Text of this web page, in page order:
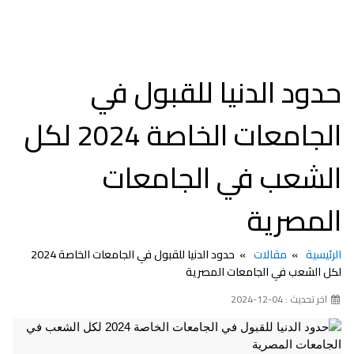
حدود الدنيا للقبول في
الجامعات الخاصة 2024 لكل
الشعب في الجامعات
المصرية
الرئيسية مقالات
حدود الدنيا للقبول في الجامعات الخاصة 2024
لكل الشعب في الجامعات المصرية
اخر تحديث : 04-12-2024